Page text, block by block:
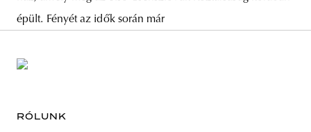
épült. Fényét az idők során már
RÓLUNK